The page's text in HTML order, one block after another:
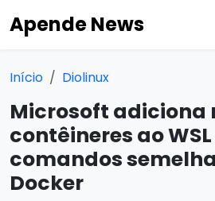
Apende News
Início Diolinux
Microsoft adiciona
contêineres ao
comandos
Docker